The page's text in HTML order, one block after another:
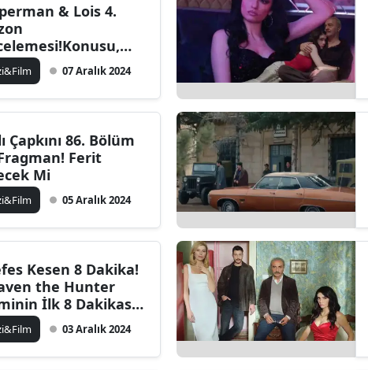
& Lois 4.
ve
07 Aralık 2024
Çapkını 86. Bölüm
Ferit
Mi
05 Aralık 2024
Kesen 8 Dakika!
the Hunter
İlk 8 Dakikası
03 Aralık 2024